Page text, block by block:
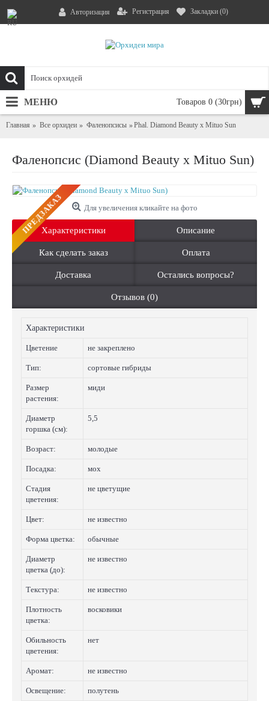
Авторизация Регистрация Закладки (0)
Товаров 0 (30грн)
МЕНЮ
Главная Все орхидеи Фаленопсисы Phal. Diamond Beauty x Mituo Sun
Фаленопсис (Diamond Beauty x Mituo Sun)
ПРЕДЗАКАЗ Для увеличения кликайте на фото
Характеристики Описание
Как сделать заказ Оплата
Доставка Остались вопросы?
Отзывов (0)
Характеристики
Цветение не закреплено
Тип: сортовые гибриды
Размер
растения:
миди
Диаметр
горшка (см):
5,5
Возраст: молодые
Посадка: мох
Стадия
цветения:
не цветущие
Цвет: не известно
Форма цветка: обычные
Диаметр
цветка (до):
не известно
Текстура: не известно
Плотность
цветка:
восковики
Обильность
цветения:
нет
Аромат: не известно
Освещение: полутень